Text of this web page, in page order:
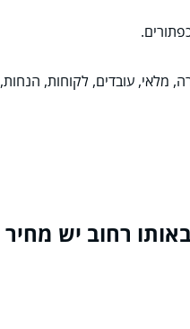
עובדים, לקוחות, הנחות,
רחוב יש מחיר